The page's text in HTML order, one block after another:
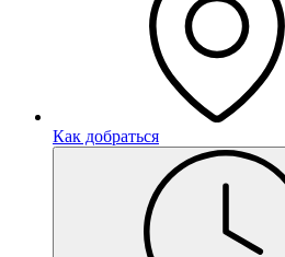
Как добраться